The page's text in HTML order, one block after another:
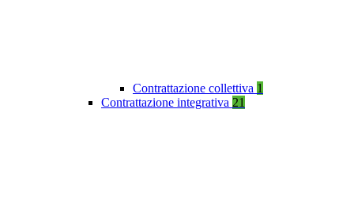
Contrattazione collettiva 1
Contrattazione integrativa 21